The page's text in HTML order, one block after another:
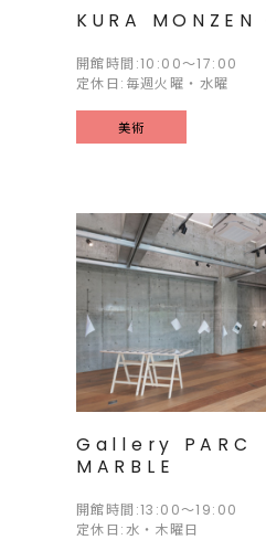
KURA
開館時間:10:00～17:00
定休日:毎週火曜・水曜
美術
Gallery PARC
MARBLE
開館時間:13:00〜19:00
定休日:水・木曜日